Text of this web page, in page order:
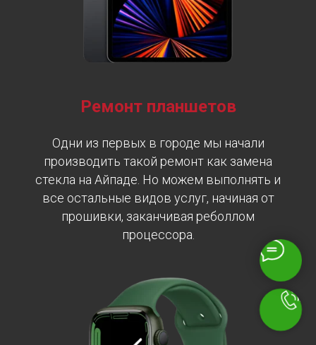
Ремонт планшетов
Одни из первых в городе мы начали
производить такой ремонт как замена
стекла на Айпаде. Но можем выполнять и
все остальные видов услуг, начиная от
прошивки, заканчивая реболлом
процессора.